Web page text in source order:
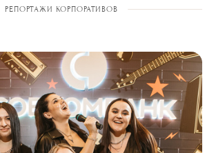
РЕПОРТАЖИ КОРПОРАТИВОВ